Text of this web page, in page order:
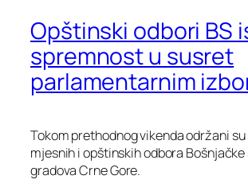
Opštinski odbori BS
spremnost u susret
parlamentarnim
Tokom prethodnog vikenda održani
mjesnih i opštinskih odbora
gradova Crne Gore.